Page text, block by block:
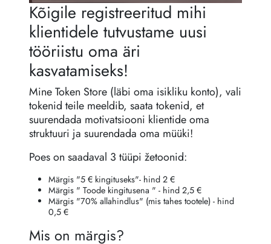
Kõigile registreeritud mihi
klientidele tutvustame uusi
tööriistu oma äri
kasvatamiseks!
Mine Token Store (läbi oma isikliku konto), vali
tokenid teile meeldib, saata tokenid, et
suurendada motivatsiooni klientide oma
struktuuri ja suurendada oma müüki!
Poes on saadaval 3 tüüpi žetoonid:
Märgis "5 € kingituseks"- hind 2 €
Märgis " Toode kingitusena " - hind 2,5 €
Märgis "70% allahindlus" (mis tahes tootele) - hind
0,5 €
Mis on märgis?